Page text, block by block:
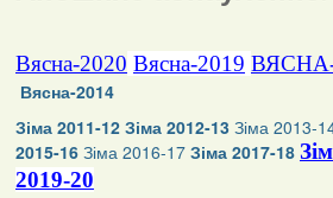
Вясна-2020 Вясна-2019
Вясна-2014
Зіма 2011-12 Зіма 2012-13 Зіма 2013-
2015-16 Зіма 2016-17 Зіма 2017-18
2019-20